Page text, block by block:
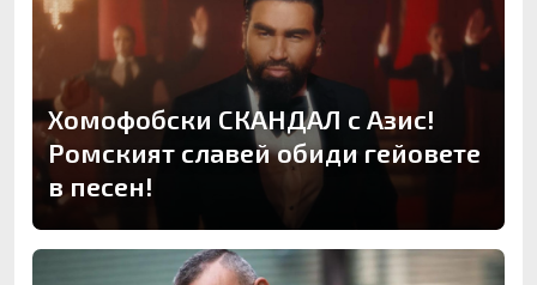
Хомофобски СКАНДАЛ с Азис!
Ромският славей обиди гейовете
в песен!